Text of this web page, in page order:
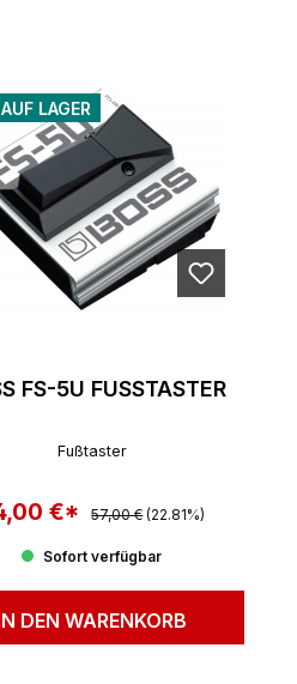
LAGER
FS-5U FUSSTASTER
Fußtaster
€* Regulärer Preis:
57,00 € (22.81%)
Sofort verfügbar
DEN WARENKORB